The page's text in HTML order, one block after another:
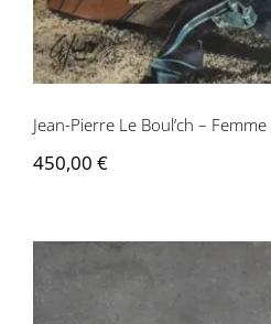
Jean-Pierre Le Boul’ch –
450,00 €